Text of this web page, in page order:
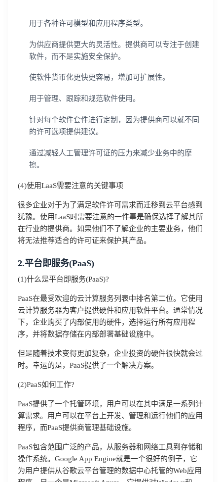
用于各种许可模型和应用程序类型。
为供应商提供更大的灵活性。提供商可以专注于创建
软件，而不是实施安全保护。
使软件货币化更快更容易，增加可扩展性。
用于管理、跟踪和规范软件使用。
针对每个软件套件进行定制，因为提供商可以就不同
的许可选项提供建议。
通过减轻人工管理许可证的压力来减少业务中的摩
擦。
(4)使用LaaS需要注意的关键事项
很多企业对于为了满足软件许可需求而迁移到云平台感到
犹豫。使用LaaS时需要注意的一件事是确保选择了解其所
在行业的提供商。如果他们不了解企业的主要业务，他们
将无法推荐适合的许可证来保护其产品。
2.平台即服务(PaaS)
(1)什么是平台即服务(PaaS)?
PaaS在最受欢迎的云计算服务列表中排名第二位。它使用
云计算服务器为客户提供硬件和应用软件平台。通常情况
下，企业购买了内部使用的硬件，选择运行所有应用程
序，并将数据存储在内部部署基础设施中。
但是随着技术变得更加复杂，企业投资的硬件很快就会过
时。幸运的是，PaaS提供了一个解决方案。
(2)PaaS如何工作?
PaaS提供了一个托管环境，用户可以在其中满足一系列计
算需求。用户可以在平台上开发、管理和运行他们的应用
程序，而PaaS提供商管理基础设施。
PaaS包含范围广泛的产品，从服务器和网络工具到存储和
操作系统。Google App Engine就是一个很好的例子，它
为用户提供从谷歌云平台管理的数据中心托管的Web应用